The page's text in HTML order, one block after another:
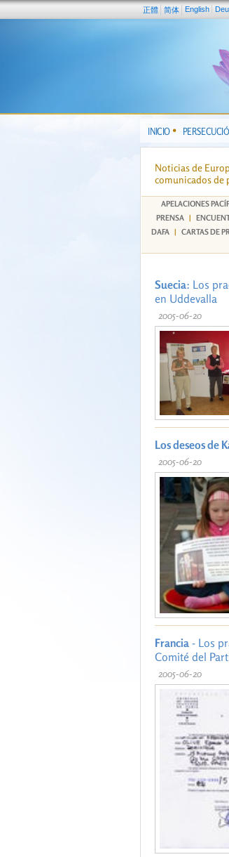
正體 简体 English
INICIO
Noticias de
comunicados de
APELACIONES
PRENSA |
DAFA | CARTAS DE
Suecia: Los
en Uddevalla
2005-06-20
Los deseos de
2005-06-20
Francia - Los
Comité del
2005-06-20